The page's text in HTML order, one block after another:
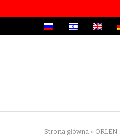
Strona główna »